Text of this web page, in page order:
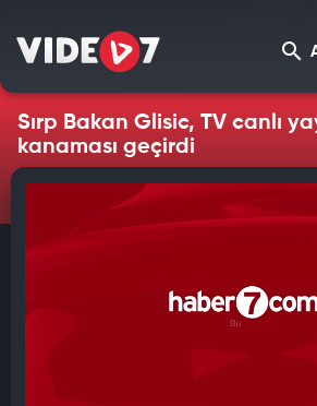
Sırp Bakan Glisic, TV canlı
kanaması geçirdi